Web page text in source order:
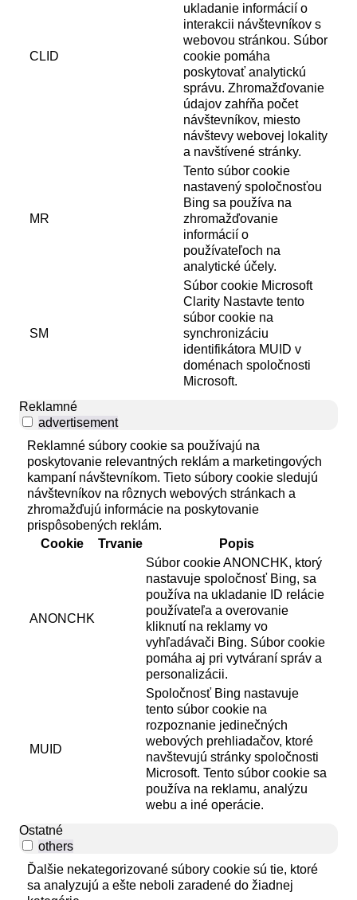
CLID
ukladanie informácií o
interakcii návštevníkov s
webovou stránkou. Súbor
cookie pomáha
poskytovať analytickú
správu. Zhromažďovanie
údajov zahŕňa počet
návštevníkov, miesto
návštevy webovej lokality
a navštívené stránky.
MR
Tento súbor cookie
nastavený spoločnosťou
Bing sa používa na
zhromažďovanie
informácií o
používateľoch na
analytické účely.
SM
Súbor cookie Microsoft
Clarity Nastavte tento
súbor cookie na
synchronizáciu
identifikátora MUID v
doménach spoločnosti
Microsoft.
Reklamné
advertisement
Reklamné súbory cookie sa používajú na
poskytovanie relevantných reklám a marketingových
kampaní návštevníkom. Tieto súbory cookie sledujú
návštevníkov na rôznych webových stránkach a
zhromažďujú informácie na poskytovanie
prispôsobených reklám.
Cookie
Trvanie Popis
ANONCHK
Súbor cookie ANONCHK, ktorý
nastavuje spoločnosť Bing, sa
používa na ukladanie ID relácie
používateľa a overovanie
kliknutí na reklamy vo
vyhľadávači Bing. Súbor cookie
pomáha aj pri vytváraní správ a
personalizácii.
MUID
Spoločnosť Bing nastavuje
tento súbor cookie na
rozpoznanie jedinečných
webových prehliadačov, ktoré
navštevujú stránky spoločnosti
Microsoft. Tento súbor cookie sa
používa na reklamu, analýzu
webu a iné operácie.
Ostatné
others
Ďalšie nekategorizované súbory cookie sú tie, ktoré
sa analyzujú a ešte neboli zaradené do žiadnej